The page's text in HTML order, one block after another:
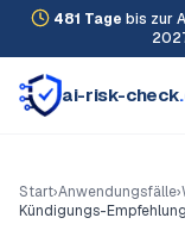
481 Tage bis zur
ai-risk-check
Start›Anwendungsfälle›
Kündigungs-Empfehlung